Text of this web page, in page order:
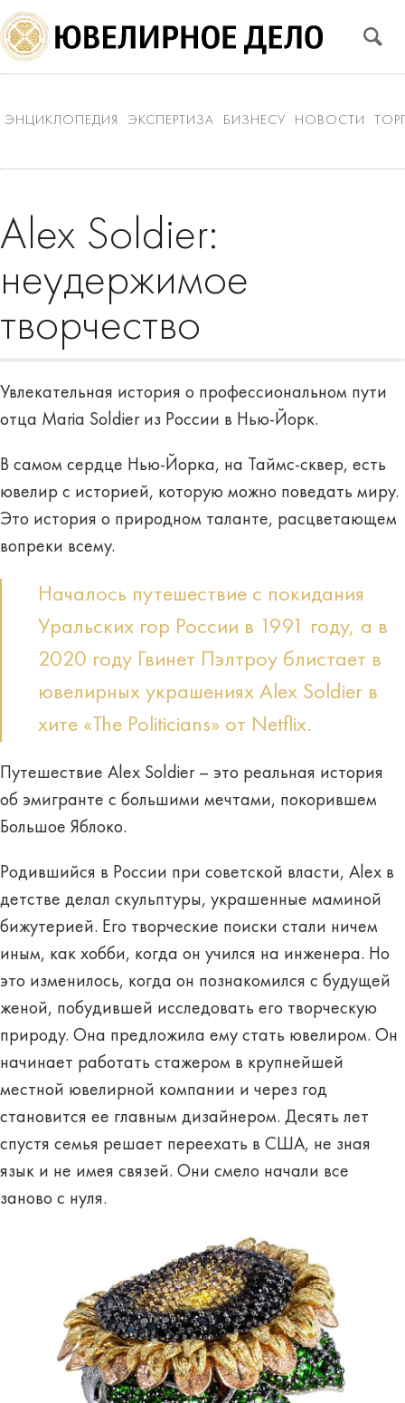
ЭНЦИКЛОПЕДИЯ ЭКСПЕРТИЗА БИЗНЕСУ НОВОСТИ
Alex Soldier:
неудержимое
творчество
Увлекательная история о профессиональном пути
отца Maria Soldier из России в Нью-Йорк.
В самом сердце Нью-Йорка, на Таймс-сквер, есть
ювелир с историей, которую можно поведать миру.
Это история о природном таланте, расцветающем
вопреки всему.
Началось путешествие с покидания
Уральских гор России в 1991 году, а в
2020 году Гвинет Пэлтроу блистает в
ювелирных украшениях Alex Soldier в
хите «The Politicians» от Netflix.
Путешествие Alex Soldier – это реальная история
об эмигранте с большими мечтами, покорившем
Большое Яблоко.
Родившийся в России при советской власти, Alex в
детстве делал скульптуры, украшенные маминой
бижутерией. Его творческие поиски стали ничем
иным, как хобби, когда он учился на инженера. Но
это изменилось, когда он познакомился с будущей
женой, побудившей исследовать его творческую
природу. Она предложила ему стать ювелиром. Он
начинает работать стажером в крупнейшей
местной ювелирной компании и через год
становится ее главным дизайнером. Десять лет
спустя семья решает переехать в США, не зная
язык и не имея связей. Они смело начали все
заново с нуля.